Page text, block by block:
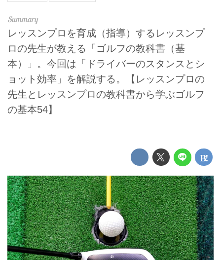
レッスンプロを育成（指導）するレッスンプ
ロの先生が教える「ゴルフの教科書（基
本）」。今回は「ドライバーのスタンスとシ
ョット効率」を解説する。【レッスンプロの
先生とレッスンプロの教科書から学ぶゴルフ
の基本54】